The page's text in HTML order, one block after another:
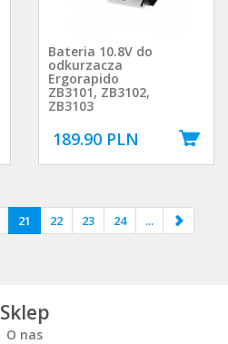
Bateria 10.8V do
odkurzacza
Ergorapido
ZB3101, ZB3102,
ZB3103
189.90 PLN
21 22 23 24 ...
Sklep
O nas